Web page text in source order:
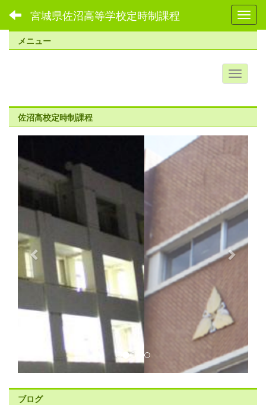
宮城県佐沼高等学校定時制課程
メニュー
佐沼高校定時制課程
r
v
i
u
s
e
ブログ